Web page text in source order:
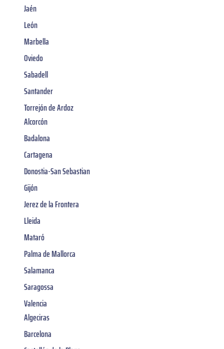
Jaén
León
Marbella
Oviedo
Sabadell
Santander
Torrejón de Ardoz
Alcorcón
Badalona
Cartagena
Donostia-San Sebastian
Gijón
Jerez de la Frontera
Lleida
Mataró
Palma de Mallorca
Salamanca
Saragossa
Valencia
Algeciras
Barcelona